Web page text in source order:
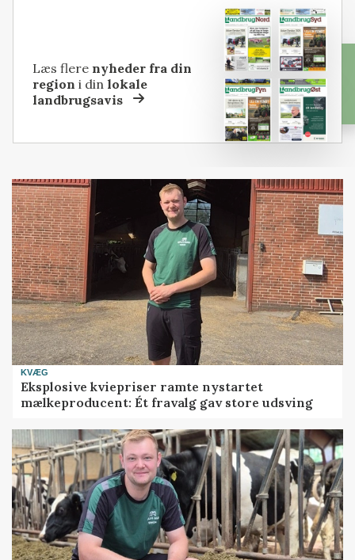
Læs flere nyheder fra din
region i dinlokale
landbrugsavis
KVÆG
Eksplosive kviepriser ramte nystartet
mælkeproducent: Ét fravalg gav store udsving